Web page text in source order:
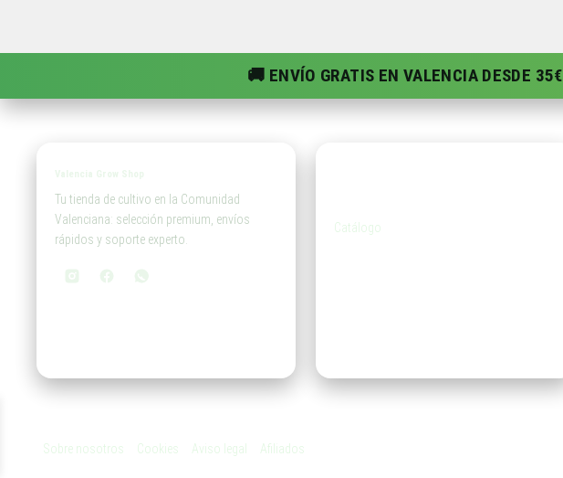
🚚 ENVÍO GRATIS EN VALENCIA DESDE 35€
Tu tienda de cultivo en la Comunidad
Valenciana: selección premium, envíos
rápidos y soporte experto.
Catálogo
Sobre nosotros Cookies Aviso legal Afiliados